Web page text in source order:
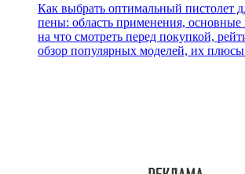
Как выбрать оптимальный пистолет
пены: область применения, основные
на что смотреть перед покупкой,
обзор популярных моделей, их